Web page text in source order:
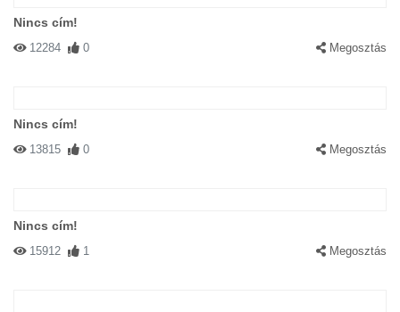
Nincs cím!
12284 0 Megosztás
Nincs cím!
13815 0 Megosztás
Nincs cím!
15912 1 Megosztás